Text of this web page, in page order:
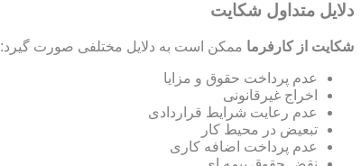
دلایل متداول شکایت
شکایت از کارفرما ممکن است به دلایل مختلفی صورت گیرد:
عدم پرداخت حقوق و مزایا
اخراج غیرقانونی
عدم رعایت شرایط قراردادی
تبعیض در محیط کار
عدم پرداخت اضافه کاری